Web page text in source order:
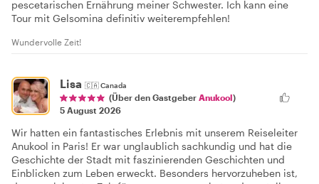
pescetarischen Ernährung meiner Schwester. Ich kann eine
Tour mit Gelsomina definitiv weiterempfehlen!
Wundervolle Zeit!
Lisa 🇨🇦Canada
(Über den Gastgeber Anukool)
5 August 2026
Wir hatten ein fantastisches Erlebnis mit unserem Reiseleiter
Anukool in Paris! Er war unglaublich sachkundig und hat die
Geschichte der Stadt mit faszinierenden Geschichten und
Einblicken zum Leben erweckt. Besonders hervorzuheben ist,